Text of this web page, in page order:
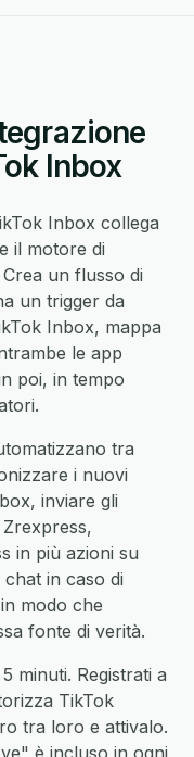
Inbox
Inbox collega
il motore di
un flusso di
un trigger da
Inbox, mappa
le app
poi, in tempo
tra
i nuovi
inviare gli
in più azioni su
in caso di
modo che
fonte di verità.
minuti. Registrati a
TikTok
tra loro e attivalo.
è incluso in ogni